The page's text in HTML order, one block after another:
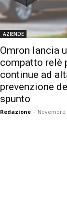
AZIENDE
Omron lancia
compatto relè
continue ad
prevenzione
spunto
Redazione - Novembre